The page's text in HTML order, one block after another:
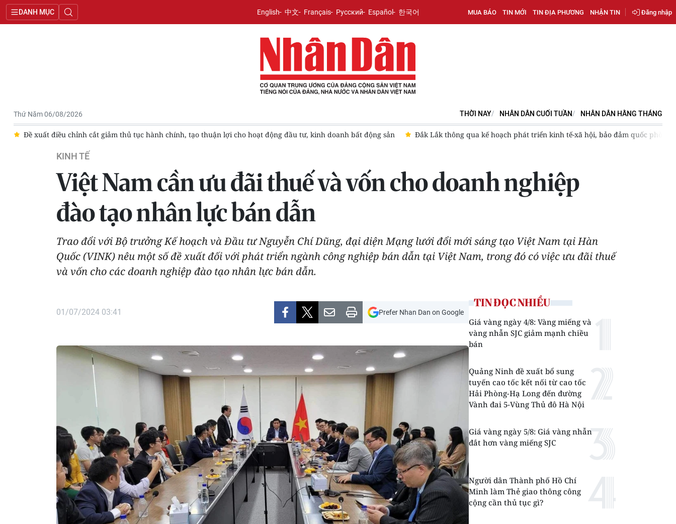
DANH MỤC English 中文 Français Русский Español 한국어 MUA BÁO TIN MỚI TIN ĐỊA PHƯƠNG NHẬN TIN Đăng nhập
Thứ Năm 06/08/2026 THỜI NAY NHÂN DÂN CUỐI TUẦN NHÂN DÂN HẰNG THÁNG
Đề xuất điều chỉnh cắt giảm thủ tục hành chính, tạo thuận lợi cho hoạt động đầu tư, kinh doanh bất động sản Đắk Lắk thông qua kế hoạch phát triển kinh tế-xã hội, bảo đảm quốc phòng,
KINH TẾ
Việt Nam cần ưu đãi thuế và vốn cho doanh nghiệp
đào tạo nhân lực bán dẫn
Trao đổi với Bộ trưởng Kế hoạch và Đầu tư Nguyễn Chí Dũng, đại diện Mạng lưới đổi mới sáng tạo Việt Nam tại Hàn
Quốc (VINK) nêu một số đề xuất đối với phát triển ngành công nghiệp bán dẫn tại Việt Nam, trong đó có việc ưu đãi thuế
và vốn cho các doanh nghiệp đào tạo nhân lực bán dẫn.
01/07/2024 03:41 Prefer Nhan Dan on Google
TIN ĐỌC NHIỀU
Giá vàng ngày 4/8: Vàng miếng và
vàng nhẫn SJC giảm mạnh chiều
bán
Quảng Ninh đề xuất bổ sung
tuyến cao tốc kết nối từ cao tốc
Hải Phòng-Hạ Long đến đường
Vành đai 5-Vùng Thủ đô Hà Nội
Giá vàng ngày 5/8: Giá vàng nhẫn
đắt hơn vàng miếng SJC
Người dân Thành phố Hồ Chí
Minh làm Thẻ giao thông công
cộng cần thủ tục gì?